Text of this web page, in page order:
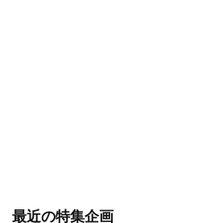
最近の特集企画